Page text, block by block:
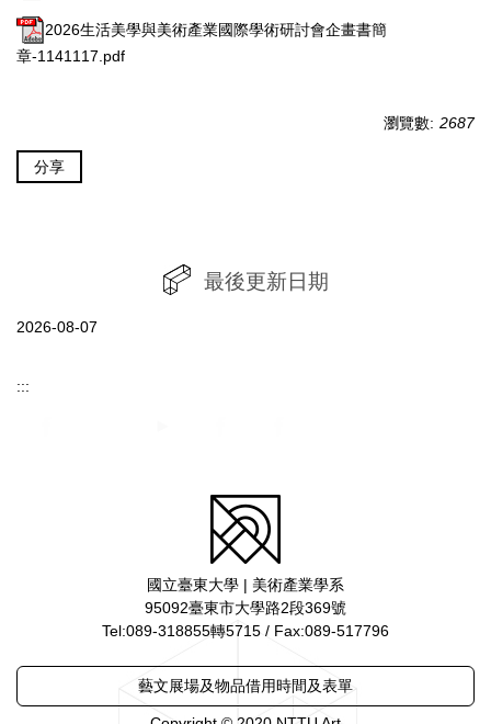
2026生活美學與美術產業國際學術研討會企畫書簡
章-1141117.pdf
瀏覽數: 2687
分享
最後更新日期
2026-08-07
:::
國立臺東大學 | 美術產業學系
95092臺東市大學路2段369號
Tel:089-318855轉5715 / Fax:089-517796
藝文展場及物品借用時間及表單